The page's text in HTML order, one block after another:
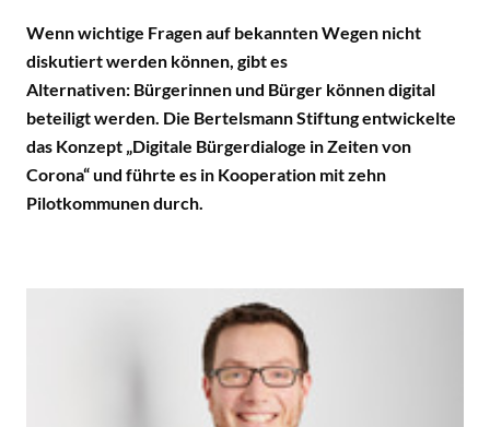
Wenn wichtige Fragen auf bekannten Wegen nicht
diskutiert werden können, gibt es
Alternativen: Bürgerinnen und Bürger können digital
beteiligt werden. Die Bertelsmann Stiftung entwickelte
das Konzept „Digitale Bürgerdialoge in Zeiten von
Corona“ und führte es in Kooperation mit zehn
Pilotkommunen durch.